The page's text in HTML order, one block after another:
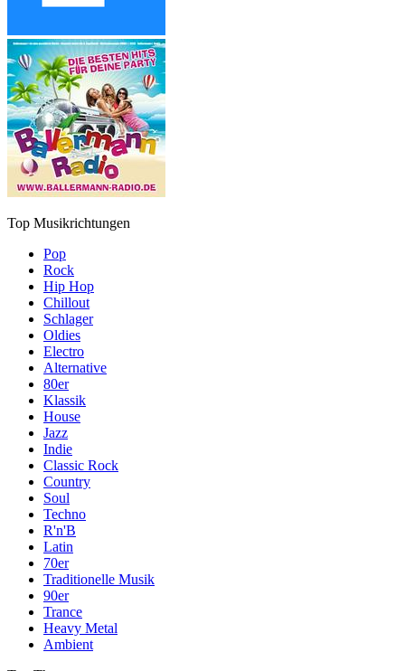
Top Musikrichtungen
Pop
Rock
Hip Hop
Chillout
Schlager
Oldies
Electro
Alternative
80er
Klassik
House
Jazz
Indie
Classic Rock
Country
Soul
Techno
R'n'B
Latin
70er
Traditionelle Musik
90er
Trance
Heavy Metal
Ambient